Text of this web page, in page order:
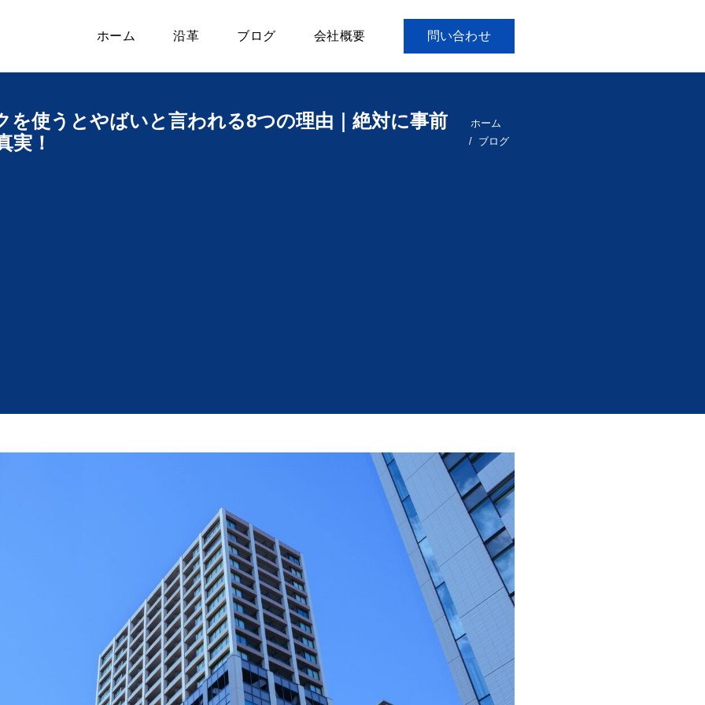
ホーム 沿革 ブログ 会社概要 問い合わせ
を使うとやばいと言われる8つの理由｜絶対に事前
実！
ホーム
ブログ